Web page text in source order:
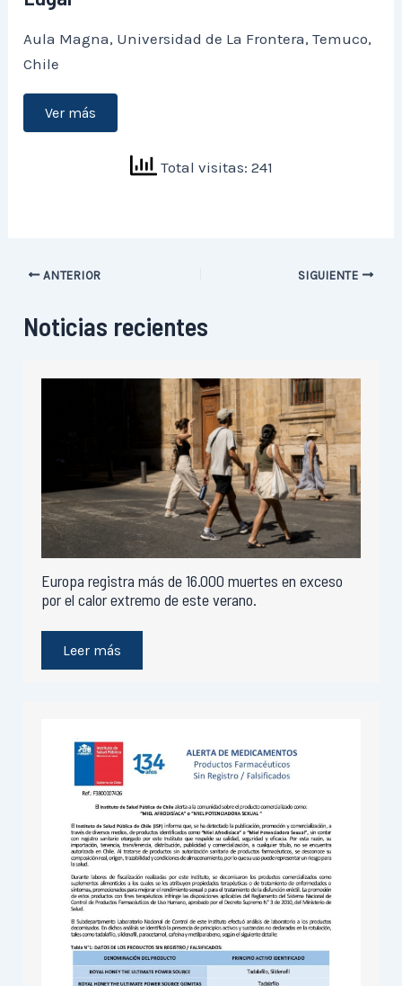
Aula Magna, Universidad de La Frontera, Temuco,
Chile
Ver más
Total visitas: 241
ANTERIOR SIGUIENTE
Noticias recientes
Europa registra más de 16.000 muertes en exceso
por el calor extremo de este verano.
Leer más